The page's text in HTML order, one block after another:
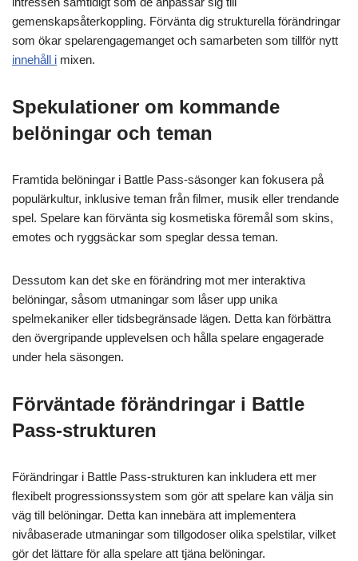
gemenskapsåterkoppling. Förvänta dig strukturella förändringar
som ökar spelarengagemanget och samarbeten som tillför nytt
innehåll i mixen.
Spekulationer om kommande
belöningar och teman
Framtida belöningar i Battle Pass-säsonger kan fokusera på
populärkultur, inklusive teman från filmer, musik eller trendande
spel. Spelare kan förvänta sig kosmetiska föremål som skins,
emotes och ryggsäckar som speglar dessa teman.
Dessutom kan det ske en förändring mot mer interaktiva
belöningar, såsom utmaningar som låser upp unika
spelmekaniker eller tidsbegränsade lägen. Detta kan förbättra
den övergripande upplevelsen och hålla spelare engagerade
under hela säsongen.
Förväntade förändringar i Battle
Pass-strukturen
Förändringar i Battle Pass-strukturen kan inkludera ett mer
flexibelt progressionssystem som gör att spelare kan välja sin
väg till belöningar. Detta kan innebära att implementera
nivåbaserade utmaningar som tillgodoser olika spelstilar, vilket
gör det lättare för alla spelare att tjäna belöningar.